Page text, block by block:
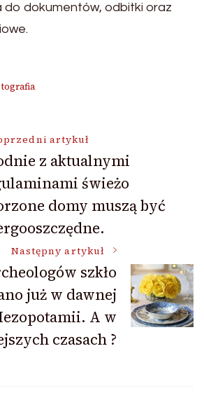
do dokumentów, odbitki oraz
artykuł
z aktualnymi
świeżo
domy muszą być
Następny artykuł
szkło
już w dawnej
A w
czasach ?